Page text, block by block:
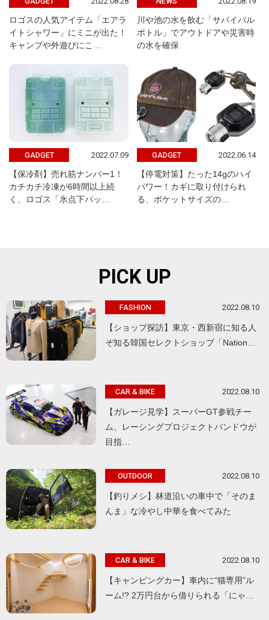
ロゴスの人気アイテム「エアラ
イトシャワー」にミニが出た！
キャンプや外遊びにこ…
川や池の水を飲む「サバイバル
ボトル」でアウトドアや災害時
の水を確保
GADGET 2022.07.09
【保冷剤】売れ筋ナンバー1！
カチカチ冷凍が6時間以上続
く、ロゴス「氷点下パッ…
GADGET 2022.06.14
【停電対策】たった14gのハイ
パワー！カギに取り付けられ
る、ポケットサイズの…
PICK UP
FASHION 2022.08.10
【ショップ探訪】東京・西新宿に知る人
ぞ知る韓国セレクトショップ「Nation…
CAR & BIKE 2022.08.10
【ガレージ見学】スーパーGT参戦チー
ム、レーシングプロジェクトバンドウが
目指…
OUTDOOR 2022.08.10
【釣りメシ】林道沿いの車中で「そのま
んま」な冷やし中華を食べてみた
CAR & BIKE 2022.08.10
【キャンピングカー】車内に“猫専用”ル
ーム!? 2万円台から借りられる「にゃ…